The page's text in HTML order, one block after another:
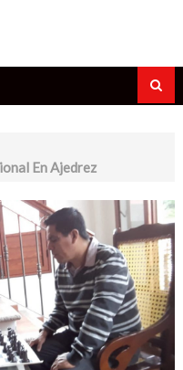
En Ajedrez